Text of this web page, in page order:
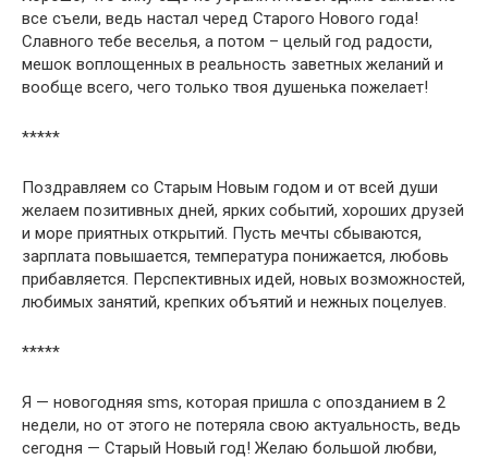
все съели, ведь настал черед Старого Нового года!
Славного тебе веселья, а потом – целый год радости,
мешок воплощенных в реальность заветных желаний и
вообще всего, чего только твоя душенька пожелает!
*****
Поздравляем со Старым Новым годом и от всей души
желаем позитивных дней, ярких событий, хороших друзей
и море приятных открытий. Пусть мечты сбываются,
зарплата повышается, температура понижается, любовь
прибавляется. Перспективных идей, новых возможностей,
любимых занятий, крепких объятий и нежных поцелуев.
*****
Я — новогодняя sms, которая пришла с опозданием в 2
недели, но от этого не потеряла свою актуальность, ведь
сегодня — Старый Новый год! Желаю большой любви,